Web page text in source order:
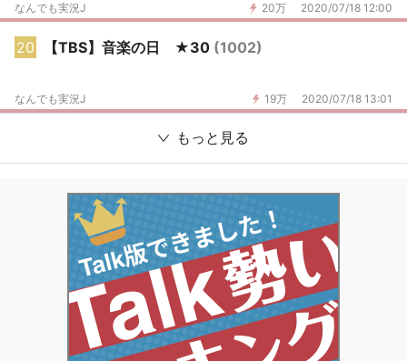
20万 2020/07/18 12:00
なんでも実況J
20 【TBS】音楽の日 ★30 (1002)
19万 2020/07/18 13:01
なんでも実況J
もっと見る